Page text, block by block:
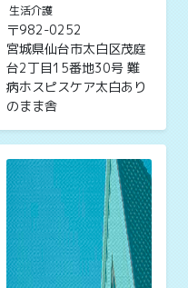
生活介護
〒982-0252
宮城県仙台市太白区茂庭
台2丁目15番地30号 難
病ホスピスケア太白あり
のまま舎